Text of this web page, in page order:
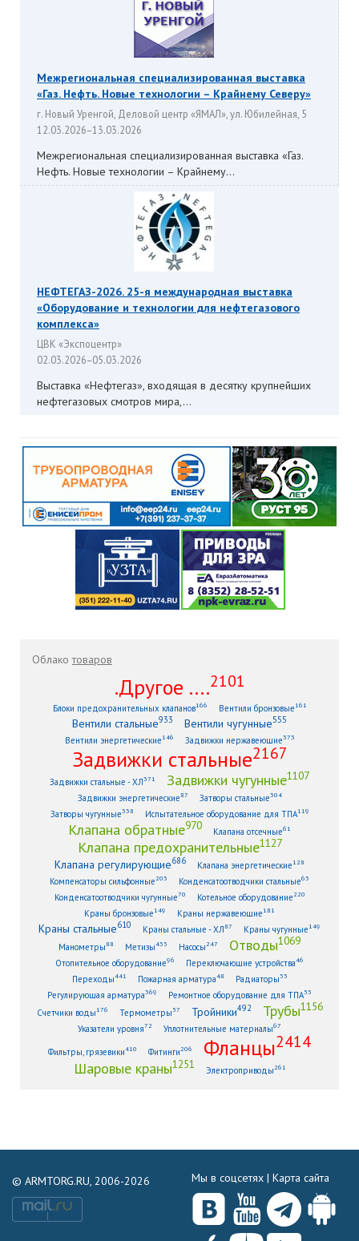
Межрегиональная специализированная выставка
«Газ. Нефть. Новые технологии – Крайнему Северу»
г. Новый Уренгой, Деловой центр «ЯМАЛ», ул. Юбилейная, 5
12.03.2026–13.03.2026
Межрегиональная специализированная выставка «Газ.
Нефть. Новые технологии – Крайнему...
НЕФТЕГАЗ-2026. 25-я международная выставка
«Оборудование и технологии для нефтегазового
комплекса»
ЦВК «Экспоцентр»
02.03.2026–05.03.2026
Выставка «Нефтегаз», входящая в десятку крупнейших
нефтегазовых смотров мира,...
Облакотоваров
.Другое ....2101
Блоки предохранительных клапанов166 Вентили бронзовые161
Вентили стальные933 Вентили чугунные555
Вентили энергетические146 Задвижки нержавеющие373
Задвижки стальные2167
Задвижки стальные - ХЛ371 Задвижки чугунные1107
Задвижки энергетические87 Затворы стальные304
Затворы чугунные338 Испытательное оборудование для ТПА119
Клапана обратные970 Клапана отсечные61
Клапана предохранительные1127
Клапана регулирующие686 Клапана энергетические128
Компенсаторы сильфонные203 Конденсатоотводчики стальные63
Конденсатоотводчики чугунные70 Котельное оборудование220
Краны бронзовые149 Краны нержавеющие181
Краны стальные610 Краны стальные - ХЛ87 Краны чугунные149
Манометры88 Метизы433 Насосы247 Отводы1069
Отопительное оборудование96 Переключающие устройства46
Переходы441 Пожарная арматура48 Радиаторы33
Регулирующая арматура369 Ремонтное оборудование для ТПА53
Счетчики воды176 Термометры 57 Тройники492 Трубы1156
Указатели уровня72 Уплотнительные материалы67
Фильтры, грязевики410 Фитинги206 Фланцы2414
Шаровые краны1251 Электроприводы261
© ARMTORG.RU, 2006-2026 Мы в соцсетях | Карта сайта